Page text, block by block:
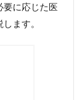
要に応じた医
ます。